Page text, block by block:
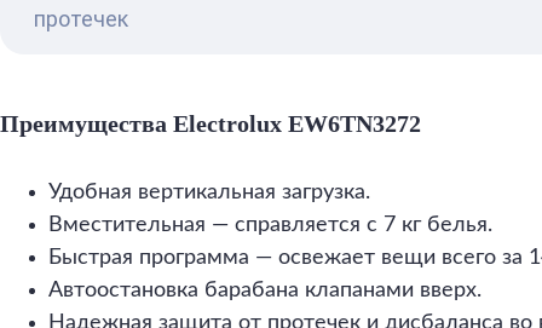
протечек
Преимущества Electrolux EW6TN3272
Удобная вертикальная загрузка.
Вместительная — справляется с 7 кг белья.
Быстрая программа — освежает вещи всего за
Автоостановка барабана клапанами вверх.
Надежная защита от протечек и дисбаланса во